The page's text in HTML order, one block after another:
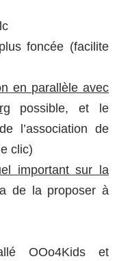
foncée (facilite
en parallèle avec
possible, et le
l’association de
clic)
important sur la
de la proposer à
OOo4Kids et